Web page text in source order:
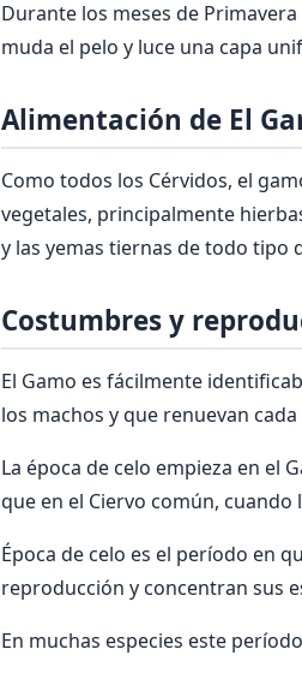
Durante los meses de
muda el pelo y luce una capa
Alimentación de El
Como todos los Cérvidos, el
vegetales, principalmente
y las yemas tiernas de todo tipo
Costumbres y
El Gamo es fácilmente
los machos y que renuevan
La época de celo empieza en el
que en el Ciervo común,
Época de celo es el período en
reproducción y concentran sus
En muchas especies este